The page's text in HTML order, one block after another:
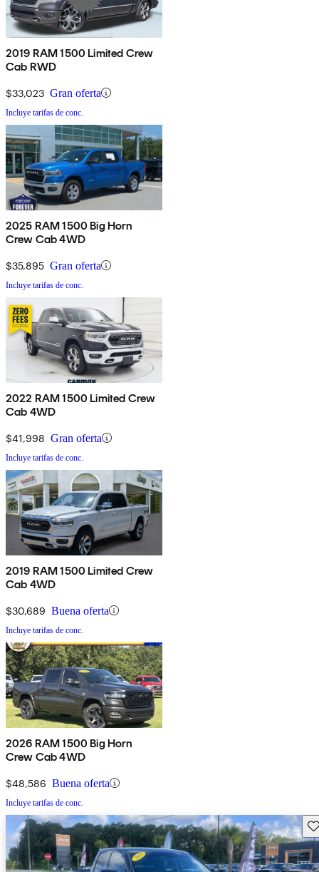
2019 RAM 1500 Limited Crew
Cab RWD
$33,023 Gran oferta
Incluye tarifas de conc.
2025 RAM 1500 Big Horn
Crew Cab 4WD
$35,895 Gran oferta
Incluye tarifas de conc.
2022 RAM 1500 Limited Crew
Cab 4WD
$41,998 Gran oferta
Incluye tarifas de conc.
2019 RAM 1500 Limited Crew
Cab 4WD
$30,689 Buena oferta
Incluye tarifas de conc.
2026 RAM 1500 Big Horn
Crew Cab 4WD
$48,586 Buena oferta
Incluye tarifas de conc.